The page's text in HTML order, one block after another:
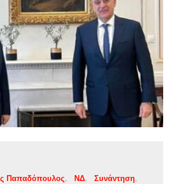
Παπαδόπουλος ΝΔ
Συνάντηση